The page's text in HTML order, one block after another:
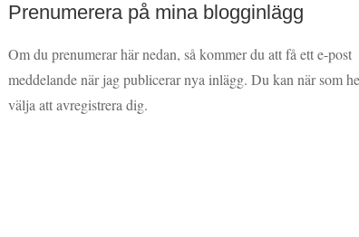
Prenumerera på mina blogginlägg
Om du prenumerar här nedan, så kommer du att få ett e-post
meddelande när jag publicerar nya inlägg. Du kan när som
välja att avregistrera dig.